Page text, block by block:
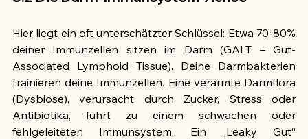
Hier liegt ein oft unterschätzter Schlüssel: Etwa 70-80%
deiner Immunzellen sitzen im Darm (GALT – Gut-
Associated Lymphoid Tissue). Deine Darmbakterien
trainieren deine Immunzellen. Eine verarmte Darmflora
(Dysbiose), verursacht durch Zucker, Stress oder
Antibiotika, führt zu einem schwachen oder
fehlgeleiteten Immunsystem. Ein „Leaky Gut“